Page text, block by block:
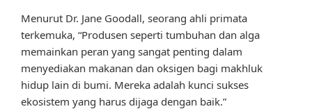
Menurut Dr. Jane Goodall, seorang ahli primata
terkemuka, “Produsen seperti tumbuhan dan alga
memainkan peran yang sangat penting dalam
menyediakan makanan dan oksigen bagi makhluk
hidup lain di bumi. Mereka adalah kunci sukses
ekosistem yang harus dijaga dengan baik.”